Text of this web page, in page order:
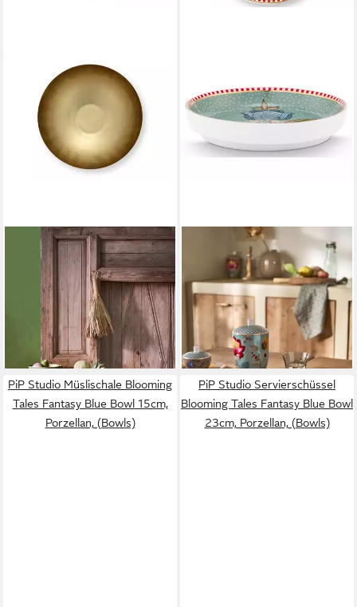
PIP STUDIO
Dekoschale Matt Bright Green
Schale Metall 30x20cm
ab 49,45 €
lieferbar - in 2-3 Werktagen bei dir
Schale Blooming Tales
Fantasy Blue Teebeutelablage
9cm, Porzellan,
(Teebeutelablagen)
12,50 €
lieferbar - in 2-3 Werktagen bei dir
PiP Studio Müslischale Blooming
Tales Fantasy Blue Bowl 15cm,
Porzellan, (Bowls)
PiP Studio Servierschüssel
Blooming Tales Fantasy Blue Bowl
23cm, Porzellan, (Bowls)